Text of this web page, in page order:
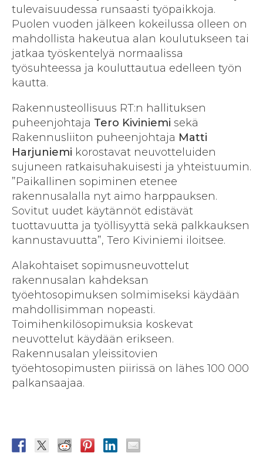
tulevaisuudessa runsaasti työpaikkoja.
Puolen vuoden jälkeen kokeilussa olleen on
mahdollista hakeutua alan koulutukseen tai
jatkaa työskentelyä normaalissa
työsuhteessa ja kouluttautua edelleen työn
kautta.
Rakennusteollisuus RT:n hallituksen
puheenjohtaja Tero Kiviniemi sekä
Rakennusliiton puheenjohtaja Matti
Harjuniemi korostavat neuvotteluiden
sujuneen ratkaisuhakuisesti ja yhteistuumin.
”Paikallinen sopiminen etenee
rakennusalalla nyt aimo harppauksen.
Sovitut uudet käytännöt edistävät
tuottavuutta ja työllisyyttä sekä palkkauksen
kannustavuutta”, Tero Kiviniemi iloitsee.
Alakohtaiset sopimusneuvottelut
rakennusalan kahdeksan
työehtosopimuksen solmimiseksi käydään
mahdollisimman nopeasti.
Toimihenkilösopimuksia koskevat
neuvottelut käydään erikseen.
Rakennusalan yleissitovien
työehtosopimusten piirissä on lähes 100 000
palkansaajaa.